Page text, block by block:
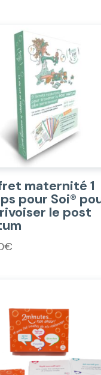
maternité 1
pour Soi®
le post
€